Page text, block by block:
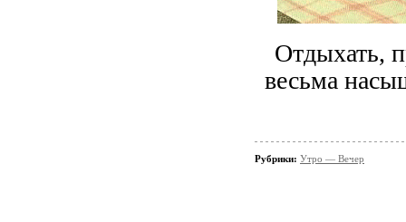
Отдыхать,
весьма
Рубрики: Утро — Вечер